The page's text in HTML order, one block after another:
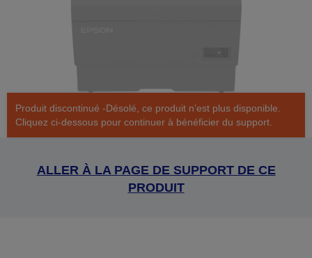
Produit discontinué -Désolé, ce produit n’est plus disponible.
Cliquez ci-dessous pour continuer à bénéficier du support.
ALLER À LA PAGE DE SUPPORT DE CE
PRODUIT